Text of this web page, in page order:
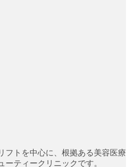
フトを中心に、根拠ある美容医療
ーティークリニックです。